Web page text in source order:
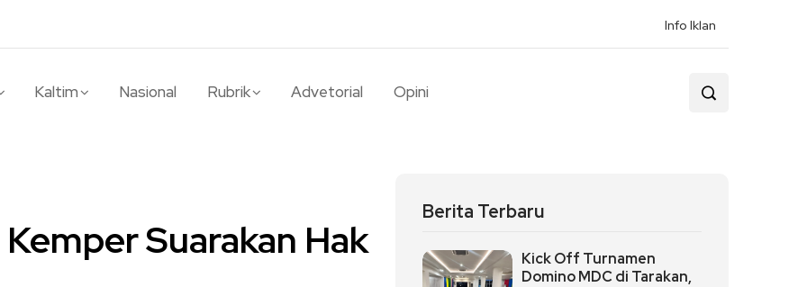
Info Iklan
Kaltim Nasional Rubrik Advetorial Opini
Suarakan Hak
Berita Terbaru
Kick Off Turnamen
Domino MDC di Tarakan,